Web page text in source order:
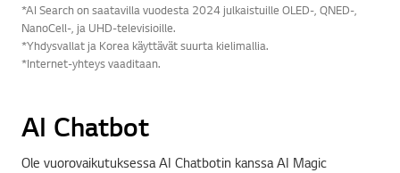
*AI Search on saatavilla vuodesta 2024 julkaistuille OLED-, QNED-,
NanoCell-, ja UHD-televisioille.
*Yhdysvallat ja Korea käyttävät suurta kielimallia.
*Internet-yhteys vaaditaan.
AI Chatbot
Ole vuorovaikutuksessa AI Chatbotin kanssa AI Magic